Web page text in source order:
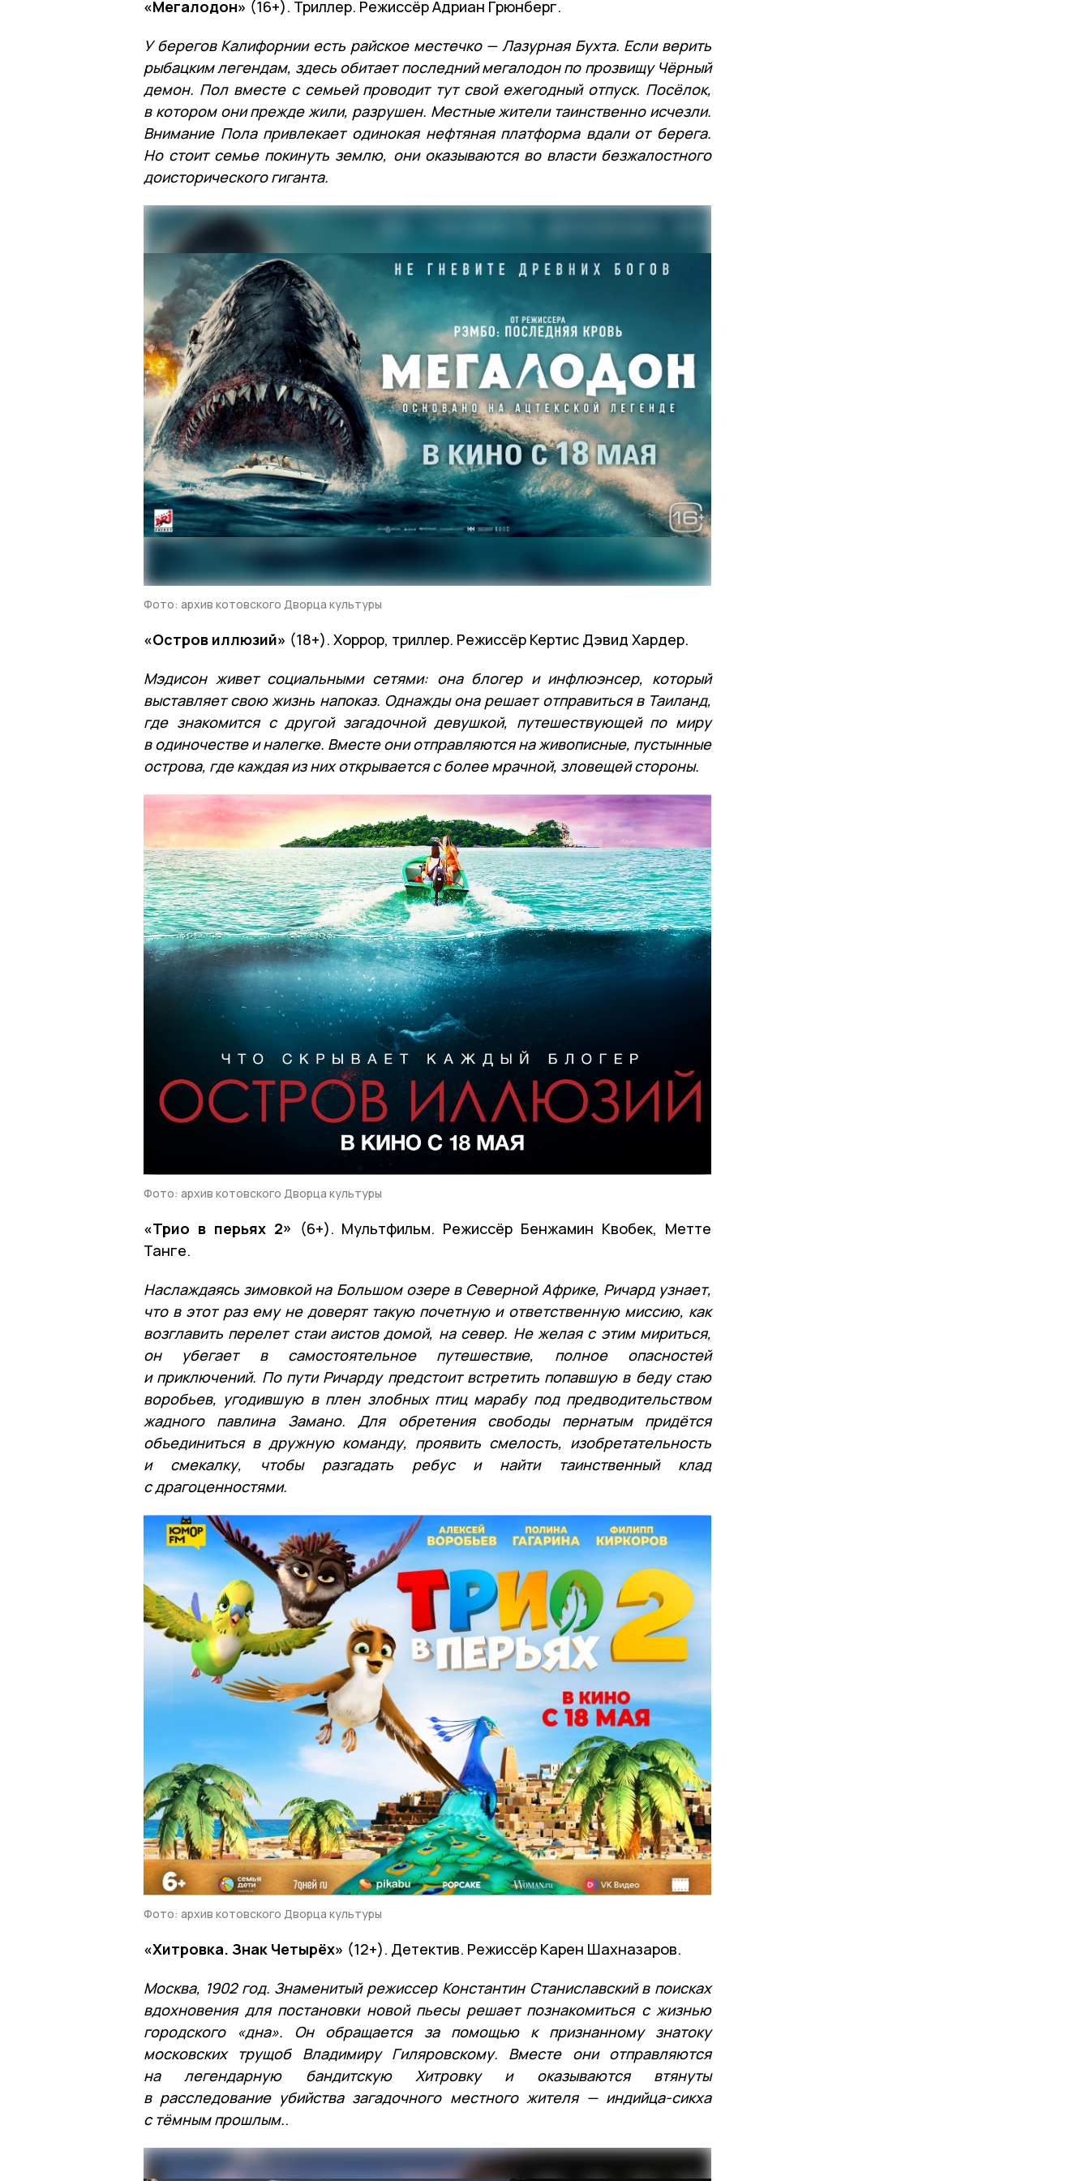
«Мегалодон» (16+). Триллер. Режиссёр Адриан Грюнберг.
У берегов Калифорнии есть райское местечко — Лазурная Бухта. Если верить
рыбацким легендам, здесь обитает последний мегалодон по прозвищу Чёрный
демон. Пол вместе с семьей проводит тут свой ежегодный отпуск. Посёлок,
в котором они прежде жили, разрушен. Местные жители таинственно исчезли.
Внимание Пола привлекает одинокая нефтяная платформа вдали от берега.
Но стоит семье покинуть землю, они оказываются во власти безжалостного
доисторического гиганта.
Фото: архив котовского Дворца культуры
«Остров иллюзий» (18+). Хоррор, триллер. Режиссёр Кертис Дэвид Хардер.
Мэдисон живет социальными сетями: она блогер и инфлюэнсер, который
выставляет свою жизнь напоказ. Однажды она решает отправиться в Таиланд,
где знакомится с другой загадочной девушкой, путешествующей по миру
в одиночестве и налегке. Вместе они отправляются на живописные, пустынные
острова, где каждая из них открывается с более мрачной, зловещей стороны.
Фото: архив котовского Дворца культуры
«Трио в перьях 2» (6+). Мультфильм. Режиссёр Бенжамин Квобек, Метте
Танге.
Наслаждаясь зимовкой на Большом озере в Северной Африке, Ричард узнает,
что в этот раз ему не доверят такую почетную и ответственную миссию, как
возглавить перелет стаи аистов домой, на север. Не желая с этим мириться,
он убегает в самостоятельное путешествие, полное опасностей
и приключений. По пути Ричарду предстоит встретить попавшую в беду стаю
воробьев, угодившую в плен злобных птиц марабу под предводительством
жадного павлина Замано. Для обретения свободы пернатым придётся
объединиться в дружную команду, проявить смелость, изобретательность
и смекалку, чтобы разгадать ребус и найти таинственный клад
с драгоценностями.
Фото: архив котовского Дворца культуры
«Хитровка. Знак Четырёх» (12+). Детектив. Режиссёр Карен Шахназаров.
Москва, 1902 год. Знаменитый режиссер Константин Станиславский в поисках
вдохновения для постановки новой пьесы решает познакомиться с жизнью
городского «дна». Он обращается за помощью к признанному знатоку
московских трущоб Владимиру Гиляровскому. Вместе они отправляются
на легендарную бандитскую Хитровку и оказываются втянуты
в расследование убийства загадочного местного жителя — индийца-сикха
с тёмным прошлым..